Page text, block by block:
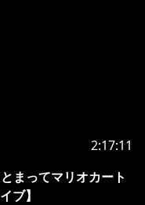
2:17:11
まってマリオカート
ブ】